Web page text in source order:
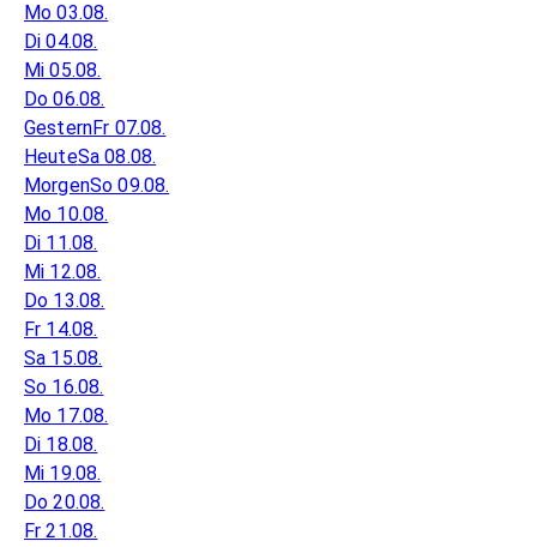
Mo 03.08.
Di 04.08.
Mi 05.08.
Do 06.08.
GesternFr 07.08.
HeuteSa 08.08.
MorgenSo 09.08.
Mo 10.08.
Di 11.08.
Mi 12.08.
Do 13.08.
Fr 14.08.
Sa 15.08.
So 16.08.
Mo 17.08.
Di 18.08.
Mi 19.08.
Do 20.08.
Fr 21.08.